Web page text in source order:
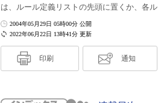
は、ルール定義リストの先頭に置くか、各
2022年06月22日 13時41分 更新
2004年05月29日 05時00分 公開
印刷 通知